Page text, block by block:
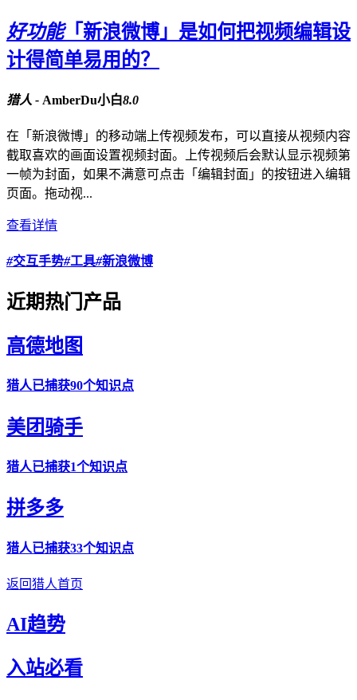
好功能「新浪微博」是如何把视频编辑设
计得简单易用的？
猎人 - AmberDu小白8.0
在「新浪微博」的移动端上传视频发布，可以直接从视频内容
截取喜欢的画面设置视频封面。上传视频后会默认显示视频第
一帧为封面，如果不满意可点击「编辑封面」的按钮进入编辑
页面。拖动视...
查看详情
#交互手势#工具#新浪微博
近期热门产品
高德地图
猎人已捕获90个知识点
美团骑手
猎人已捕获1个知识点
拼多多
猎人已捕获33个知识点
返回猎人首页
AI趋势
入站必看